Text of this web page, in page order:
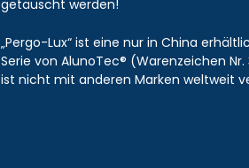
getäuscht werden!
„Pergo-Lux“ ist eine nur in China
Serie von AlunoTec® (Warenzeichen Nr.
ist nicht mit anderen Marken weltweit